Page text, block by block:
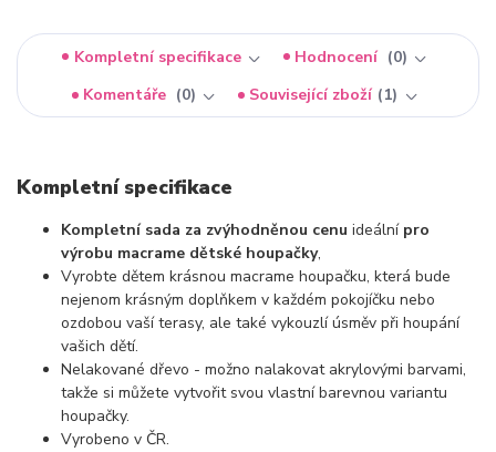
Kompletní specifikace Hodnocení
0
Komentáře
0 Související zboží 1
Kompletní specifikace
Kompletní sada za zvýhodněnou cenu ideální pro
výrobu macrame dětské houpačky,
Vyrobte dětem krásnou macrame houpačku, která bude
nejenom krásným doplňkem v každém pokojíčku nebo
ozdobou vaší terasy, ale také vykouzlí úsměv při houpání
vašich dětí.
Nelakované dřevo - možno nalakovat akrylovými barvami,
takže si můžete vytvořit svou vlastní barevnou variantu
houpačky.
Vyrobeno v ČR.